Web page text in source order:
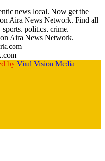
news local. Now get the
Aira News Network. Find all
sports, politics, crime,
Aira News Network.
by Viral Vision Media